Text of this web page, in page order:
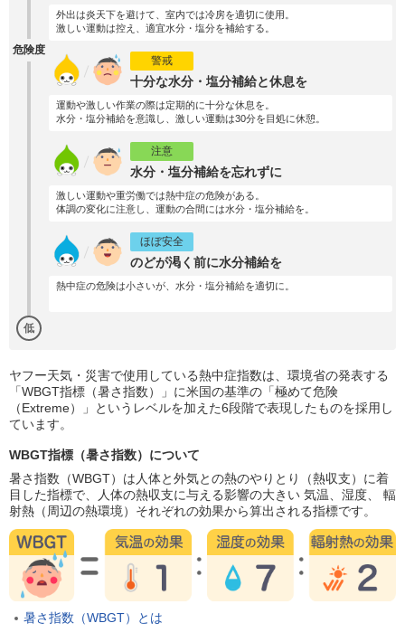
危険度
低
外出は炎天下を避けて、室内では冷房を適切に使用。
激しい運動は控え、適宜水分・塩分を補給する。
警戒
十分な水分・塩分補給と休息を
運動や激しい作業の際は定期的に十分な休息を。
水分・塩分補給を意識し、激しい運動は30分を目処に休憩。
注意
水分・塩分補給を忘れずに
激しい運動や重労働では熱中症の危険がある。
体調の変化に注意し、運動の合間には水分・塩分補給を。
ほぼ安全
のどが渇く前に水分補給を
熱中症の危険は小さいが、水分・塩分補給を適切に。
ヤフー天気・災害で使用している熱中症指数は、環境省の発表する
「WBGT指標（暑さ指数）」に米国の基準の「極めて危険
（Extreme）」というレベルを加えた6段階で表現したものを採用し
ています。
WBGT指標（暑さ指数）について
暑さ指数（WBGT）は人体と外気との熱のやりとり（熱収支）に着
目した指標で、人体の熱収支に与える影響の大きい 気温、湿度、 輻
射熱（周辺の熱環境）それぞれの効果から算出される指標です。
暑さ指数（WBGT）とは